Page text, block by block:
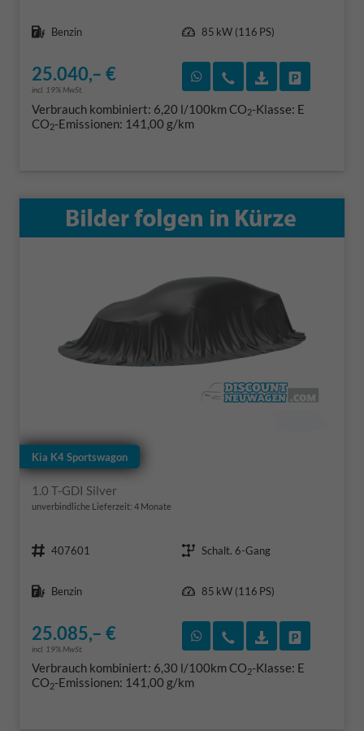
Benzin
85 kW (116 PS)
25.040,– €
incl. 19% MwSt.
Rückruf vereinbaren
Wir rufen Sie an
Verbrauch kombiniert: 6,20 l/100kmCO2-Klasse: E
CO2-Emissionen: 141,00 g/km
Kia K4 Sportswagon
1.0 T-GDI Silver
unverbindliche Lieferzeit: 4 Monate
407601
Schalt. 6-Gang
Benzin
85 kW (116 PS)
25.085,– €
incl. 19% MwSt.
Rückruf vereinbaren
Wir rufen Sie an
Verbrauch kombiniert: 6,30 l/100kmCO2-Klasse: E
CO2-Emissionen: 141,00 g/km